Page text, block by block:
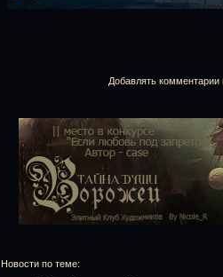
Добавлять комментарии
Новости по теме: